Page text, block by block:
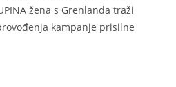
žena s Grenlanda traži
kampanje prisilne